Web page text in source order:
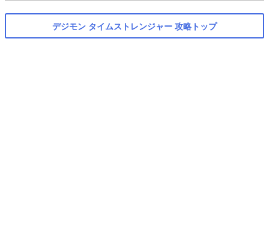
デジモン タイムストレンジャー 攻略トップ